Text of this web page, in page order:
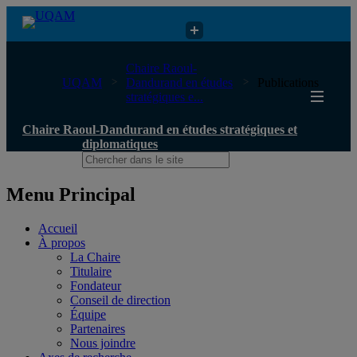
Chaire Raoul-Dandurand en études stratégiques et diplomatiques
UQAM
Chaire Raoul-
Dandurand en études
stratégiques e...
Publications
Chaire Raoul-Dandurand en études stratégiques et
diplomatiques
Menu Principal
Accueil
À propos
La Chaire
Titulaire
Fondateur
Conseil de direction
Équipe
Partenaires
Nous joindre